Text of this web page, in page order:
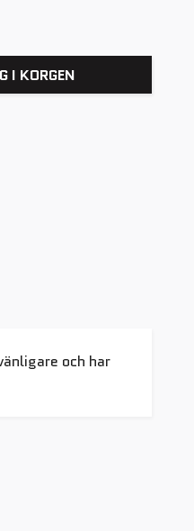
I KORGEN
och har